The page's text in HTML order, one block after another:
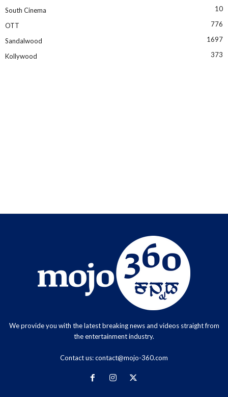
South Cinema 10
OTT 776
Sandalwood 1697
Kollywood 373
We provide you with the latest breaking news and videos straight from
the entertainment industry.
Contact us:contact@mojo-360.com